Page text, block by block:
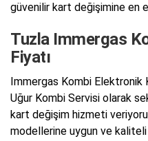
güvenilir kart değişimine en
Tuzla Immergas
Fiyatı
Immergas Kombi Elektronik
Uğur Kombi Servisi olarak
kart değişim hizmeti
modellerine uygun ve